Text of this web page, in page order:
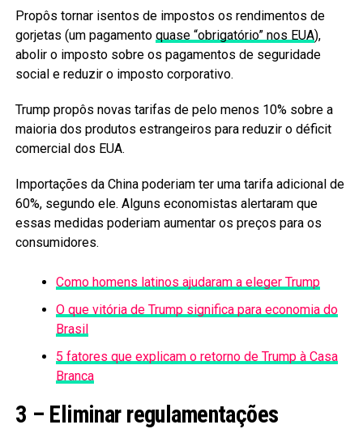
Propôs tornar isentos de impostos os rendimentos de
gorjetas (um pagamento quase “obrigatório” nos EUA),
abolir o imposto sobre os pagamentos de seguridade
social e reduzir o imposto corporativo.
Trump propôs novas tarifas de pelo menos 10% sobre a
maioria dos produtos estrangeiros para reduzir o déficit
comercial dos EUA.
Importações da China poderiam ter uma tarifa adicional de
60%, segundo ele. Alguns economistas alertaram que
essas medidas poderiam aumentar os preços para os
consumidores.
Como homens latinos ajudaram a eleger Trump
O que vitória de Trump significa para economia do
Brasil
5 fatores que explicam o retorno de Trump à Casa
Branca
3 – Eliminar regulamentações